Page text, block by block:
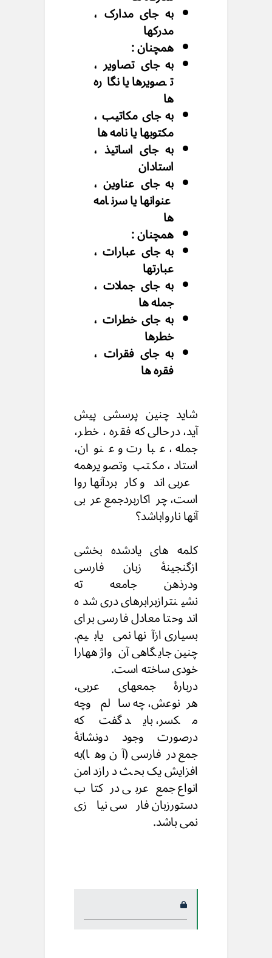
به جای مدارک ،
مدرکها
همچنان :
به جای تصاویر ،
تصویرها یا نگاره
ها
به جای مکاتیب ،
مکتوبها یا نامه ها
به جای اساتیذ ،
استادان
به جای عناوین ،
عنوانها یا سرنامه
ها
همچنان :
به جای عبارات ،
عبارتها
به جای جملات ،
جمله ها
به جای خطرات ،
خطرها
به جای فقرات ،
فقره ها
شاید چنین پرسشی پیش
آید، درحالی که فقره ، خطر،
جمله ، عبارت و عنوان،
استاد ، مکتب وتصویرهمه
عربی اندو کاربردآنها روا
است، چراکاربردجمع عربی
آنها نارواباشد؟
کلمه های یادشده بخشی
ازگنجینۀ زبان فارسی
ودرذهن جامعه ته
نشینترازبرابرهای دری شده
اند وحتا معادل فارسی برای
بسیاری ازآنها نمی یابیم.
چنین جایگاهی آن واژههارا
خودی ساخته است.
دربارۀ جمعهای عربی،
هرنوعش، چه سالم وچه
مکسر، باید گفت که
درصورت وجود دونشانۀ
جمع درفارسی (آن وها)به
افزایش یک بحث درازدامن
انواع جمع عربی در کتاب
دستورزبان فارسی نیازی
نمی باشد.